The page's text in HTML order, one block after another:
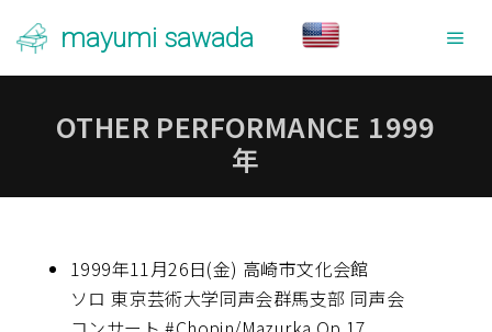
mayumi sawada
OTHER PERFORMANCE 1999
年
1999年11月26日(金) 高崎市文化会館
ソロ 東京芸術大学同声会群馬支部 同声会